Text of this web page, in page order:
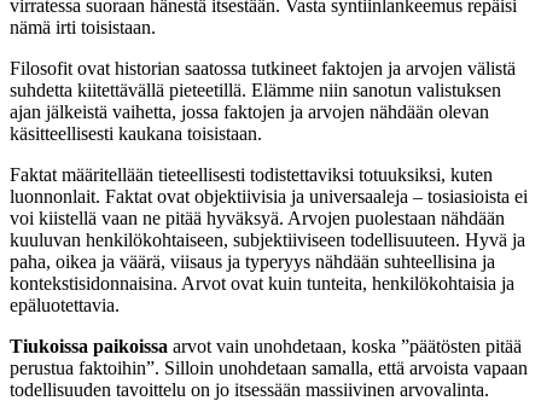
virratessa suoraan hänestä itsestään. Vasta syntiinlankeemus repäisi
nämä irti toisistaan.
Filosofit ovat historian saatossa tutkineet faktojen ja arvojen välistä
suhdetta kiitettävällä pieteetillä. Elämme niin sanotun valistuksen
ajan jälkeistä vaihetta, jossa faktojen ja arvojen nähdään olevan
käsitteellisesti kaukana toisistaan.
Faktat määritellään tieteellisesti todistettaviksi totuuksiksi, kuten
luonnonlait. Faktat ovat objektiivisia ja universaaleja – tosiasioista ei
voi kiistellä vaan ne pitää hyväksyä. Arvojen puolestaan nähdään
kuuluvan henkilökohtaiseen, subjektiiviseen todellisuuteen. Hyvä ja
paha, oikea ja väärä, viisaus ja typeryys nähdään suhteellisina ja
kontekstisidonnaisina. Arvot ovat kuin tunteita, henkilökohtaisia ja
epäluotettavia.
Tiukoissa paikoissa arvot vain unohdetaan, koska ”päätösten pitää
perustua faktoihin”. Silloin unohdetaan samalla, että arvoista vapaan
todellisuuden tavoittelu on jo itsessään massiivinen arvovalinta.